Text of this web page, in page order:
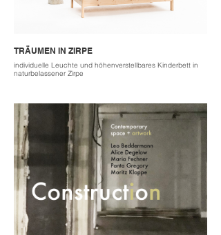
TRÄUMEN IN ZIRPE
individuelle Leuchte und höhenverstellbares Kinderbett in
naturbelassener Zirpe